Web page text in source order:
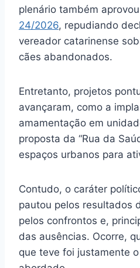
plenário também
24/2026, repudiando
vereador catarinense
cães abandonados.
Entretanto, projetos
avançaram, como a
amamentação em
proposta da “Rua da
espaços urbanos para
Contudo, o caráter
pautou pelos resultados
pelos confrontos e,
das ausências. Ocorre,
que teve foi justamente